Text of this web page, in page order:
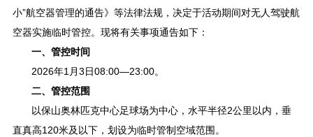
小”航空器管理的通告》等法律法规，决定于活动期间对无人驾驶航
空器实施临时管控。现将有关事项通告如下：
一、管控时间
2026年1月3日08:00—23:00。
二、管控范围
以保山奥林匹克中心足球场为中心，水平半径2公里以内，垂
直真高120米及以下，划设为临时管制空域范围。